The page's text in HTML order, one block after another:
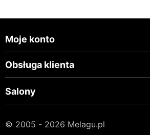
Moje konto
Obsługa klienta
Salony
© 2005 - 2026 Melagu.pl